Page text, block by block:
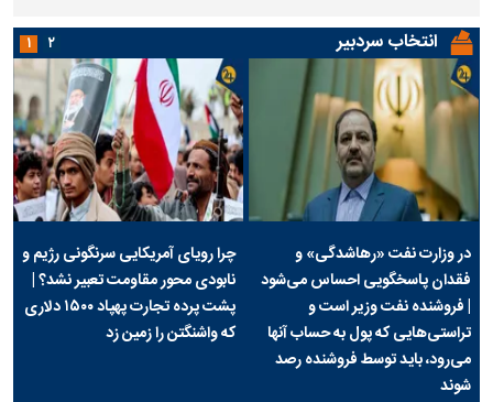
انتخاب سردبیر
در وزارت نفت «رهاشدگی» و
فقدان پاسخگویی احساس می‌شود
| فروشنده نفت وزیر است و
تراستی‌هایی که پول به حساب آنها
می‌رود، باید توسط فروشنده رصد
شوند
چرا رویای آمریکایی سرنگونی رژیم و
نابودی محور مقاومت تعبیر نشد؟ |
پشت پرده تجارت پهپاد‌ ۱۵۰۰ دلاری
که واشنگتن را زمین زد
۱ ۲